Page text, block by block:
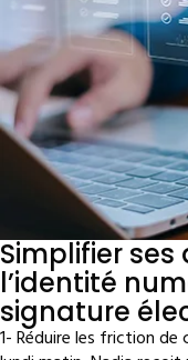
Simplifier
l’identité
signature
1- Réduire les friction de